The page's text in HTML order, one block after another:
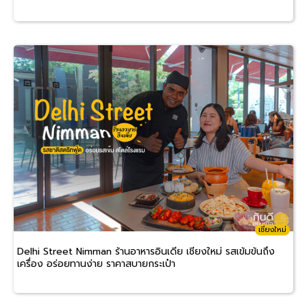
เชียงใหม่
Delhi Street Nimman ร้านอาหารอินเดีย เชียงใหม่ รสเข้มข้นถึง
เครื่อง อร่อยทานง่าย ราคาสบายกระเป๋า